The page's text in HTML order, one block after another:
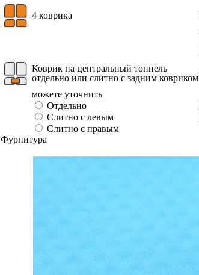
4 коврика
Коврик на центральный тоннель
отдельно или слитно с задним ковриком
можете уточнить
Отдельно
Слитно с левым
Слитно с правым
Фурнитура